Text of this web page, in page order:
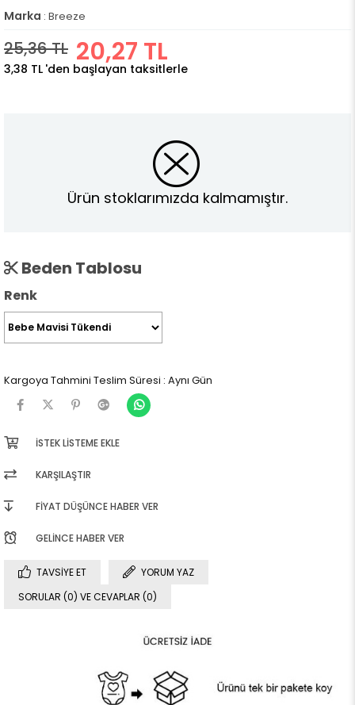
Marka : Breeze
25,36 TL 20,27 TL
3,38 TL 'den başlayan taksitlerle
Ürün stoklarımızda kalmamıştır.
Beden Tablosu
Renk
Kargoya Tahmini Teslim Süresi : Aynı Gün
İSTEK LISTEME EKLE
KARŞILAŞTIR
FIYAT DÜŞÜNCE HABER VER
GELINCE HABER VER
TAVSIYE ET
YORUM YAZ
SORULAR (0) VE CEVAPLAR (0)